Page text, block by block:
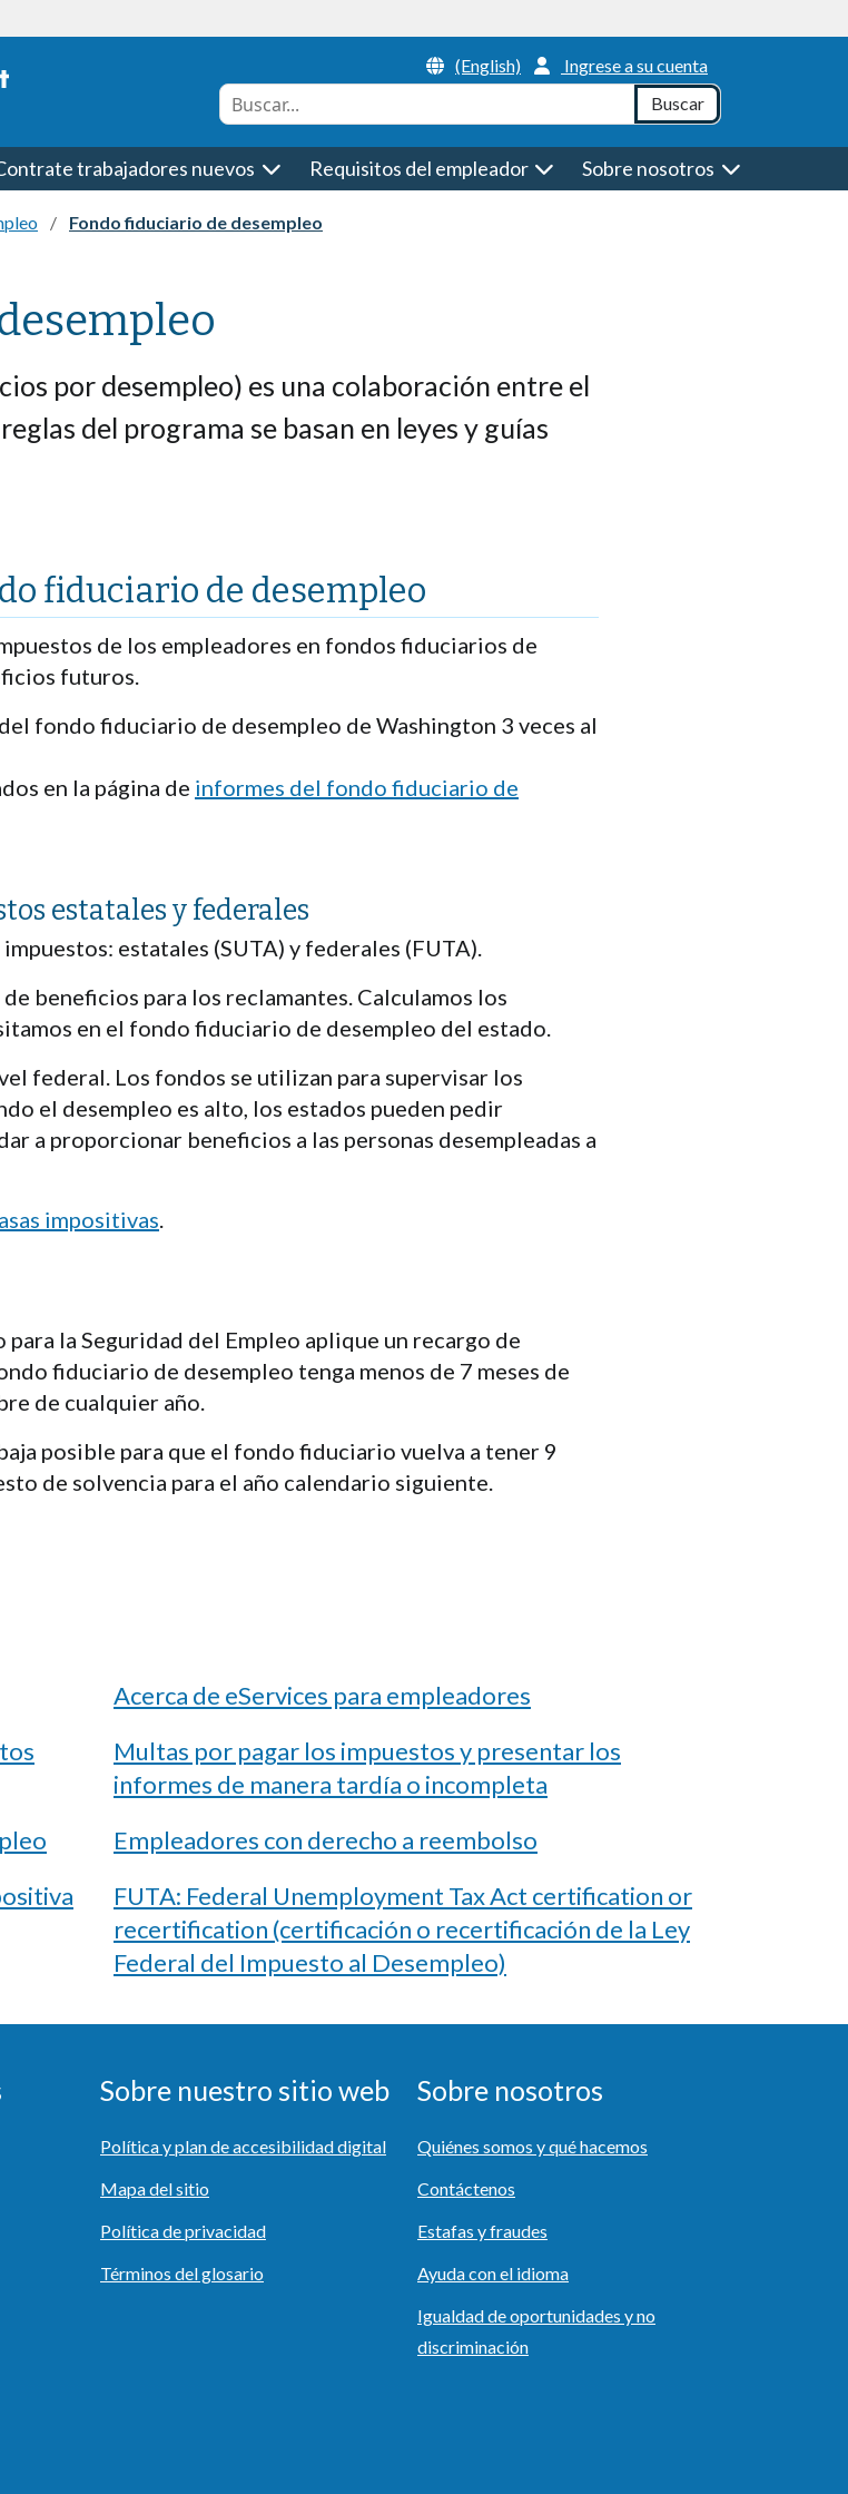
Header Menu
(English)
Ingrese a su cuenta
Conduct a search
Buscar
trabajadores nuevos Requisitos del empleador Sobre nosotros
Fondo fiduciario de desempleo
por desempleo) es una colaboración entre el
del programa se basan en leyes y guías
fiduciario de desempleo
de los empleadores en fondos fiduciarios de
futuros.
fondo fiduciario de desempleo de Washington 3 veces al
en la página de informes del fondo fiduciario de
estatales y federales
estatales (SUTA) y federales (FUTA).
beneficios para los reclamantes. Calculamos los
en el fondo fiduciario de desempleo del estado.
federal. Los fondos se utilizan para supervisar los
el desempleo es alto, los estados pueden pedir
a proporcionar beneficios a las personas desempleadas a
impositivas.
la Seguridad del Empleo aplique un recargo de
fiduciario de desempleo tenga menos de 7 meses de
de cualquier año.
posible para que el fondo fiduciario vuelva a tener 9
de solvencia para el año calendario siguiente.
Acerca de eServices para empleadores
Multas por pagar los impuestos y presentar los
informes de manera tardía o incompleta
Empleadores con derecho a reembolso
FUTA: Federal Unemployment Tax Act certification or
recertification (certificación o recertificación de la Ley
Federal del Impuesto al Desempleo)
Sobre nuestro sitio web
Política y plan de accesibilidad digital
Mapa del sitio
Política de privacidad
Términos del glosario
Sobre nosotros
Quiénes somos y qué hacemos
Contáctenos
Estafas y fraudes
Ayuda con el idioma
Igualdad de oportunidades y no
discriminación